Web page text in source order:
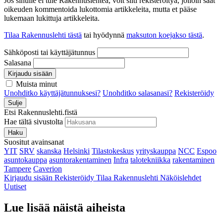
oikeuden kommentoida lukottomia artikkeleita, mutta et pääse
lukemaan lukittuja artikkeleita.
Tilaa Rakennuslehti tästä tai hyödynnä maksuton koejakso tästä.
Sähköposti tai käyttäjätunnus
Salasana
Kirjaudu sisään
Muista minut
Unohditko käyttäjätunnuksesi? Unohditko salasanasi? Rekisteröidy
Sulje
Etsi Rakennuslehti.fistä
Hae tältä sivustolta
Haku
Suositut avainsanat
YIT SRV skanska Helsinki Tilastokeskus yrityskauppa NCC Espoo
asuntokauppa asuntorakentaminen Infra talotekniikka rakentaminen
Tampere Caverion
Kirjaudu sisään Rekisteröidy Tilaa Rakennuslehti Näköislehdet
Uutiset
Lue lisää näistä aiheista